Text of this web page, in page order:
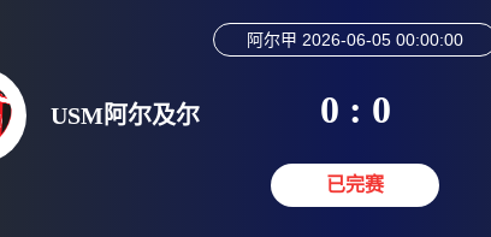
USM阿尔及尔
阿尔甲 2026-06-05 00:00:00
0 : 0
已完赛